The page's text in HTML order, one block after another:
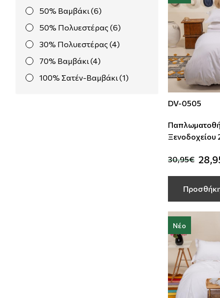
50% Βαμβάκι (6)
50% Πολυεστέρας (6)
30% Πολυεστέρας (4)
70% Βαμβάκι (4)
100% Σατέν-Βαμβάκι (1)
DV-0505
Ξενοδοχείου 220Χ245
Σατέν
30,95€
Νέο